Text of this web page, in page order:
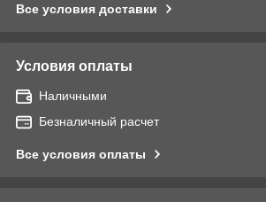
Все условия доставки
Условия оплаты
Наличными
Безналичный расчет
Все условия оплаты